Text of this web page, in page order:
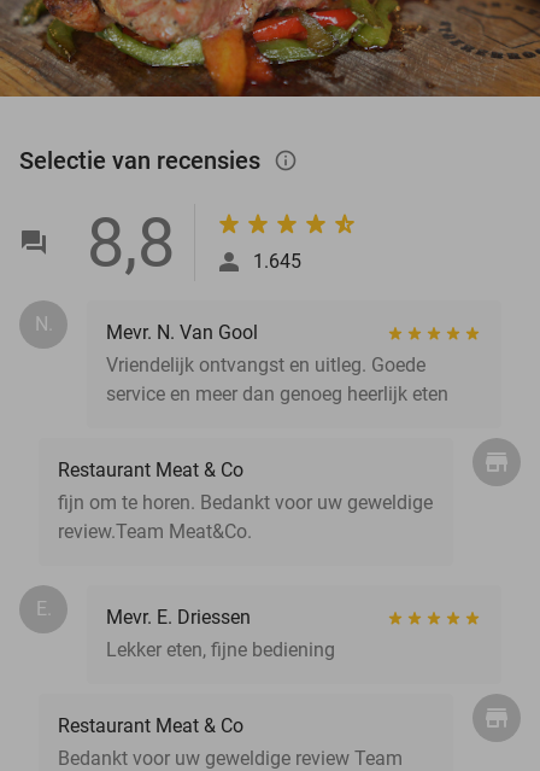
Selectie van recensies info_outlined
8,8 1.645
N.
Mevr. N. Van Gool
Vriendelijk ontvangst en uitleg. Goede
service en meer dan genoeg heerlijk eten
Restaurant Meat & Co
fijn om te horen. Bedankt voor uw geweldige
review.Team Meat&Co.
E.
Mevr. E. Driessen
Lekker eten, fijne bediening
Restaurant Meat & Co
Bedankt voor uw geweldige review Team